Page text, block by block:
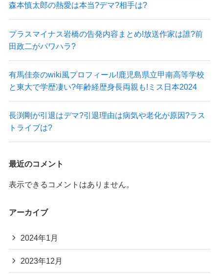
森本慎太郎の熱愛は本当?デマ?相手は?
プラスマイナス岩橋の告発内容まとめ!放送作家は誰?前
田政二がパワハラ?
有馬佳奈のwiki風プロフィール!鹿児島県立甲南高等学校
と東大で学歴凄い?年齢経歴身長両親も!ミス日本2024
長渕剛が引退はデマ?引退理由は病気や老化が原因?ラス
トライブは?
最近のコメント
表示できるコメントはありません。
アーカイブ
2024年1月
2023年12月